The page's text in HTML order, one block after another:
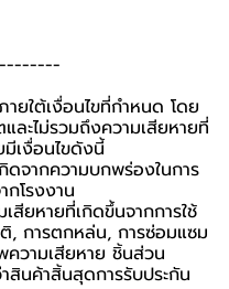
ใต้เงื่อนไขที่กำหนด โดย
ละไม่รวมถึงความเสียหายที่
มีเงื่อนไขดังนี้
ดจากความบกพร่องในการ
โรงงาน
สียหายที่เกิดขึ้นจากการใช้
, การตกหล่น, การซ่อมแซม
วามเสียหาย ชิ้นส่วน
นค้าสิ้นสุดการรับประกัน